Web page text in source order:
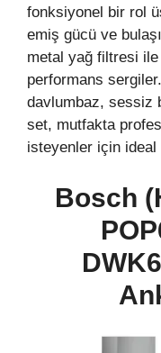
fonksiyonel bir rol
emiş gücü ve
metal yağ filtresi
performans
davlumbaz, sessiz
set, mutfakta
isteyenler için
Bosch